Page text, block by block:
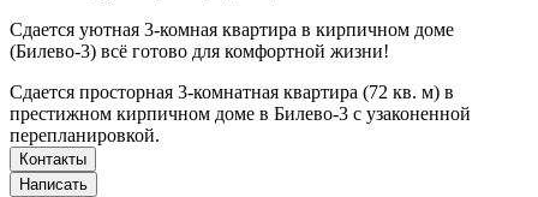
Сдается уютная 3-комная квартира в кирпичном доме
(Билево-3) всё готово для комфортной жизни!
Сдается просторная 3-комнатная квартира (72 кв. м) в
престижном кирпичном доме в Билево-3 с узаконенной
перепланировкой.
Контакты
Написать